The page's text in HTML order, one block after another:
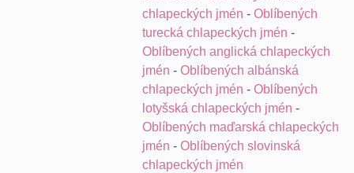
chlapeckých jmén - Oblíbených
turecká chlapeckých jmén -
Oblíbených anglická chlapeckých
jmén - Oblíbených albánská
chlapeckých jmén - Oblíbených
lotyšská chlapeckých jmén -
Oblíbených maďarská chlapeckých
jmén - Oblíbených slovinská
chlapeckých jmén